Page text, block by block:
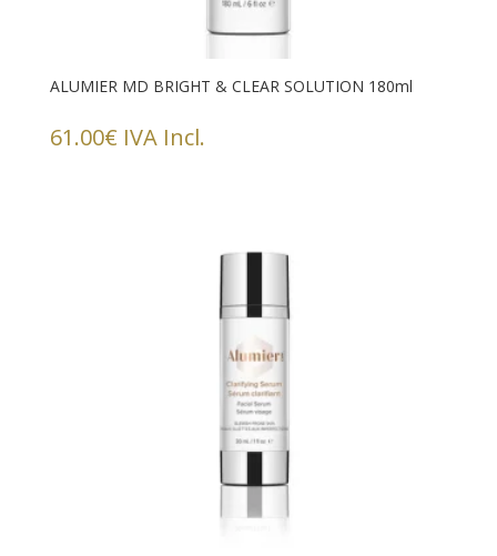
ALUMIER MD BRIGHT & CLEAR SOLUTION 180ml
61.00€ IVA Incl.